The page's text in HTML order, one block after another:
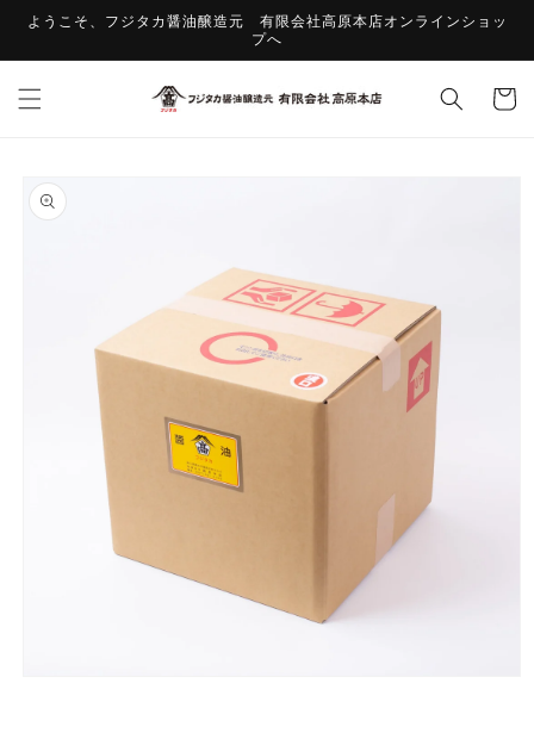
ンツに
ようこそ、フジタカ醤油醸造元 有限会社高原本店オンラインショッ
プへ
カ
ー
報にス
キップ